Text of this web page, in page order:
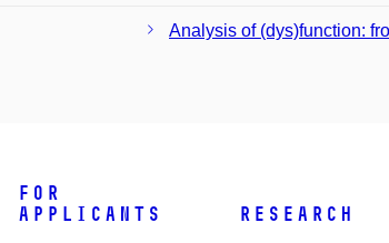
Analysis of (dys)function:
For
applicants
Research